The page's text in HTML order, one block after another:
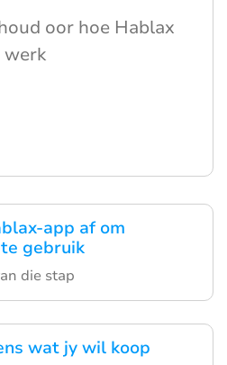
app af om
te gebruik
die stap
wat jy wil koop
oor hoe Hablax
werk